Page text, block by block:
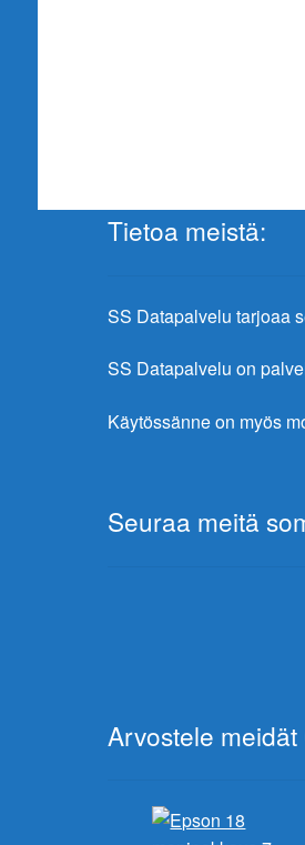
Tietoa meistä:
SS Datapalvelu tarjoaa
SS Datapalvelu on
Käytössänne on myös
Seuraa meitä
Arvostele